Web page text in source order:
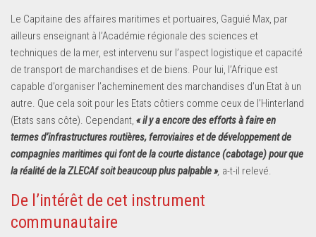
Le Capitaine des affaires maritimes et portuaires, Gaguié Max, par
ailleurs enseignant à l’Académie régionale des sciences et
techniques de la mer, est intervenu sur l’aspect logistique et capacité
de transport de marchandises et de biens. Pour lui, l’Afrique est
capable d’organiser l’acheminement des marchandises d’un Etat à un
autre. Que cela soit pour les Etats côtiers comme ceux de l’Hinterland
(Etats sans côte). Cependant, « il y a encore des efforts à faire en
termes d’infrastructures routières, ferroviaires et de développement de
compagnies maritimes qui font de la courte distance (cabotage) pour que
la réalité de la ZLECAf soit beaucoup plus palpable », a-t-il relevé.
De l’intérêt de cet instrument
communautaire